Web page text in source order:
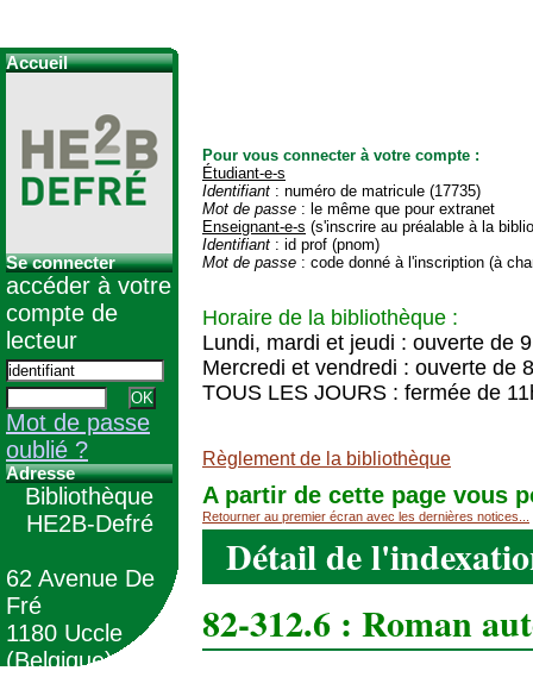
Pour vous connecter à votre compte :
Étudiant-e-s
Identifiant : numéro de matricule (17735)
Mot de passe : le même que pour extranet
Enseignant-e-s (s'inscrire au préalable à la
Identifiant : id prof (pnom)
Mot de passe : code donné à l'inscription (à
Horaire de la bibliothèque :
Lundi, mardi et jeudi : ouverte de
Mercredi et vendredi : ouverte de
TOUS LES JOURS : fermée de
Règlement de la bibliothèque
A partir de cette page vous
Retourner au premier écran avec les dernières notices...
Détail de
82-312.6 : Roman
Accueil
Se connecter
accéder à votre
compte de
lecteur
Mot de passe
oublié ?
Adresse
Bibliothèque
HE2B-Defré
62 Avenue De
Fré
1180 Uccle
(Belgique)